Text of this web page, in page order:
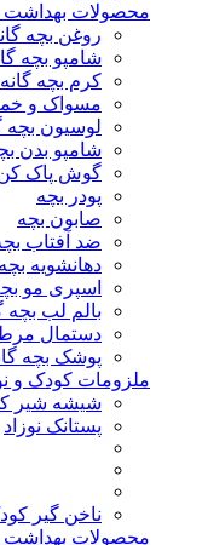
محصولات بهداشت
روغن بچه
شامپو بچه
کرم بچه گانه
مسواک و
لوسیون بچه
شامپو بدن
گوش پاک کن
پودر بچه
صابون بچه
ضد آفتاب
دهانشویه
اسپری مو
بالم لب بچه
دستمال
پوشک بچه
ملزومات کودک و
شیشه شیر
پستانک نوزاد
ناخن گیر
محصولات بهداشت